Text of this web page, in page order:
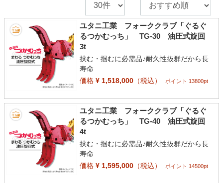
ユタニ工業 フォーククラブ「ぐるぐ
るつかむっち」 TG-30 油圧式旋回
3t
挟む・掴むに必需品♪耐久性抜群だから長
寿命
価格¥ 1,518,000（税込） ポイント 13800pt
ユタニ工業 フォーククラブ「ぐるぐ
るつかむっち」 TG-40 油圧式旋回
4t
挟む・掴むに必需品♪耐久性抜群だから長
寿命
価格¥ 1,595,000（税込） ポイント 14500pt